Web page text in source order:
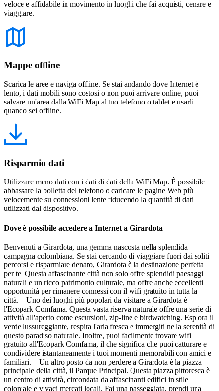
veloce e affidabile in movimento in luoghi che fai acquisti, cenare e
viaggiare.
Mappe offline
Scarica le aree e naviga offline. Se stai andando dove Internet è
lento, i dati mobili sono costosi o non puoi arrivare online, puoi
salvare un'area dalla WiFi Map al tuo telefono o tablet e usarli
quando sei offline.
Risparmio dati
Utilizzare meno dati con i dati di dati della WiFi Map. È possibile
abbassare la bolletta del telefono o caricare le pagine Web più
velocemente su connessioni lente riducendo la quantità di dati
utilizzati dal dispositivo.
Dove è possibile accedere a Internet a Girardota
Benvenuti a Girardota, una gemma nascosta nella splendida
campagna colombiana. Se stai cercando di viaggiare fuori dai soliti
percorsi e risparmiare denaro, Girardota è la destinazione perfetta
per te. Questa affascinante città non solo offre splendidi paesaggi
naturali e un ricco patrimonio culturale, ma offre anche eccellenti
opportunità per rimanere connessi con il wifi gratuito in tutta la
città. Uno dei luoghi più popolari da visitare a Girardota è
l'Ecopark Comfama. Questa vasta riserva naturale offre una serie di
attività all'aperto come escursioni, zip-line e birdwatching. Esplora il
verde lussureggiante, respira l'aria fresca e immergiti nella serenità di
questo paradiso naturale. Inoltre, puoi facilmente trovare wifi
gratuito all'Ecopark Comfama, il che significa che puoi catturare e
condividere istantaneamente i tuoi momenti memorabili con amici e
familiari. Un altro posto da non perdere a Girardota è la piazza
principale della città, il Parque Principal. Questa piazza pittoresca è
un centro di attività, circondata da affascinanti edifici in stile
coloniale e vivaci mercati locali. Fai una passeggiata, prendi una